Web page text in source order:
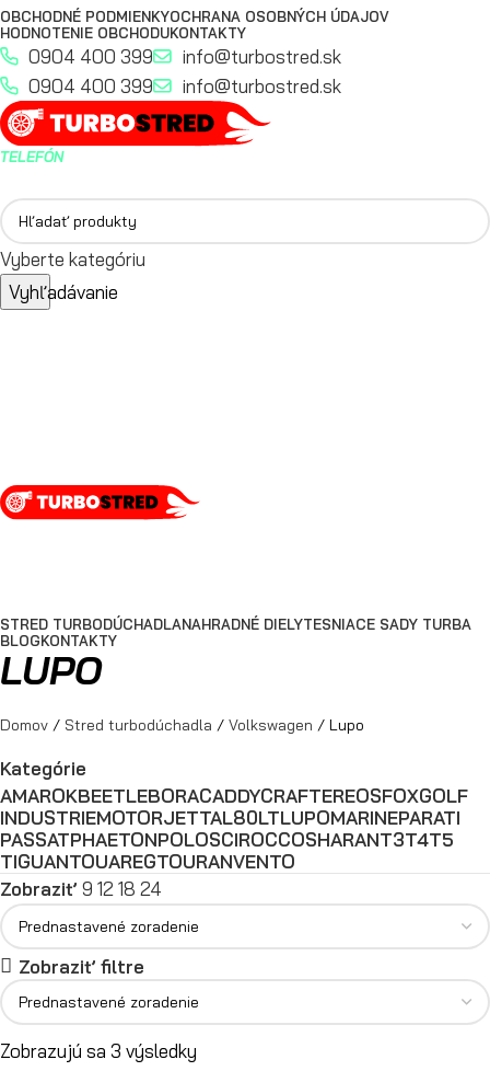
OBCHODNÉ PODMIENKYOCHRANA OSOBNÝCH ÚDAJOV
HODNOTENIE OBCHODUKONTAKTY
0904 400 399
info@turbostred.sk
0904 400 399
info@turbostred.sk
TELEFÓN
Vyberte kategóriu
Vyhľadávanie
STRED TURBODÚCHADLANAHRADNÉ DIELYTESNIACE SADY TURBA
BLOGKONTAKTY
LUPO
Domov Stred turbodúchadla Volkswagen Lupo
Kategórie
AMAROKBEETLEBORACADDYCRAFTEREOSFOXGOLF
INDUSTRIEMOTORJETTAL80LTLUPOMARINEPARATI
PASSATPHAETONPOLOSCIROCCOSHARANT3T4T5
TIGUANTOUAREGTOURANVENTO
Zobraziť 9 12 18 24
Zobraziť filtre
Zobrazujú sa 3 výsledky